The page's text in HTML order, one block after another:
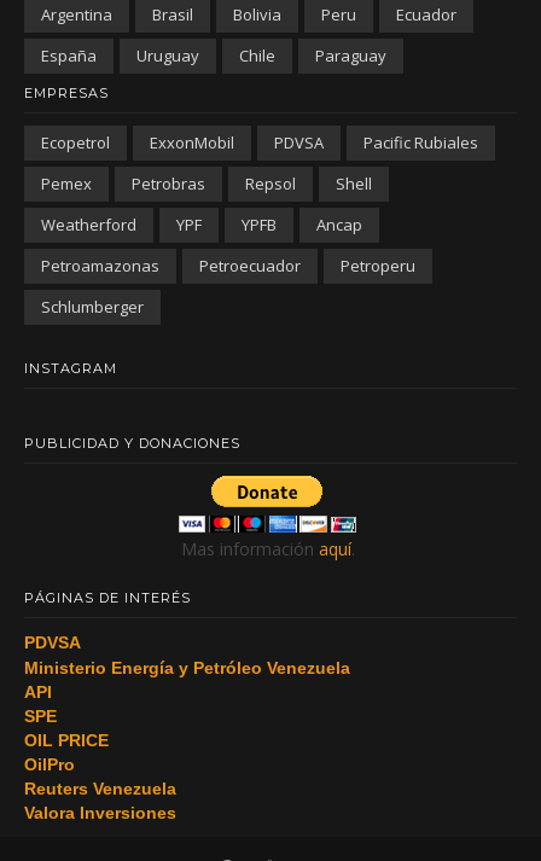
Argentina
Brasil Bolivia Peru
Ecuador
España
Uruguay Chile Paraguay
EMPRESAS
Ecopetrol ExxonMobil PDVSA
Pacific Rubiales
Pemex
Petrobras Repsol
Shell
Weatherford
YPF YPFB
Ancap
Petroamazonas
Petroecuador
Petroperu
Schlumberger
INSTAGRAM
PUBLICIDAD Y DONACIONES
Mas información aquí.
PÁGINAS DE INTERÉS
PDVSA
Ministerio Energía y Petróleo Venezuela
API
SPE
OIL PRICE
OilPro
Reuters Venezuela
Valora Inversiones